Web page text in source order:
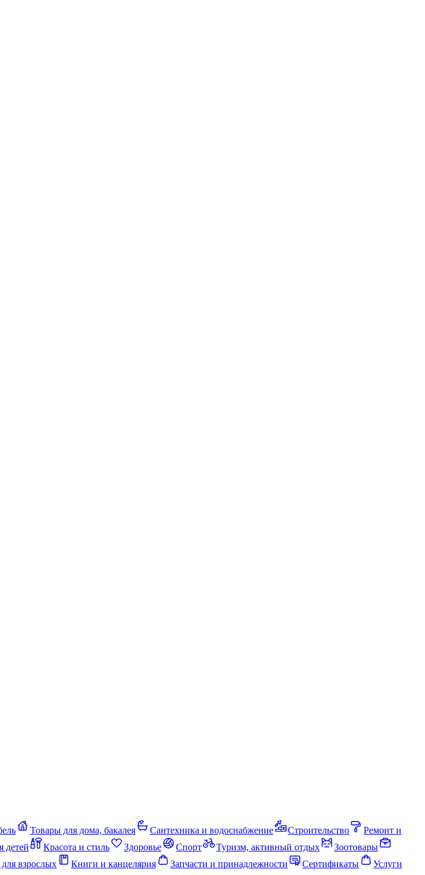
Товары для дома, бакалея Сантехника и водоснабжение Строительство
Ремонт и
детей Красота и стиль Здоровье Спорт Туризм, активный отдых
Зоотовары
взрослых Книги и канцелярия Запчасти и принадлежности Сертификаты
Услуги